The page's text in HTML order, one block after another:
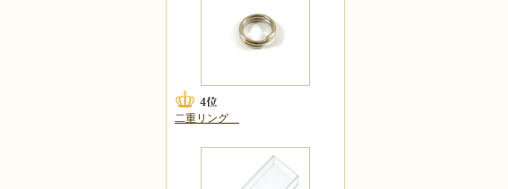
二重リング